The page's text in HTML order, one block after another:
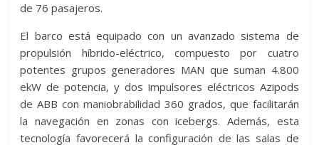
de 76 pasajeros.
El barco está equipado con un avanzado sistema de
propulsión híbrido-eléctrico, compuesto por cuatro
potentes grupos generadores MAN que suman 4.800
ekW de potencia, y dos impulsores eléctricos Azipods
de ABB con maniobrabilidad 360 grados, que facilitarán
la navegación en zonas con icebergs. Además, esta
tecnología favorecerá la configuración de las salas de